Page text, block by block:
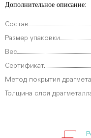
Дополнительное описание:
Состав
Размер упаковки
Вес
Сертификат
Метод покрытия
Толщина слоя